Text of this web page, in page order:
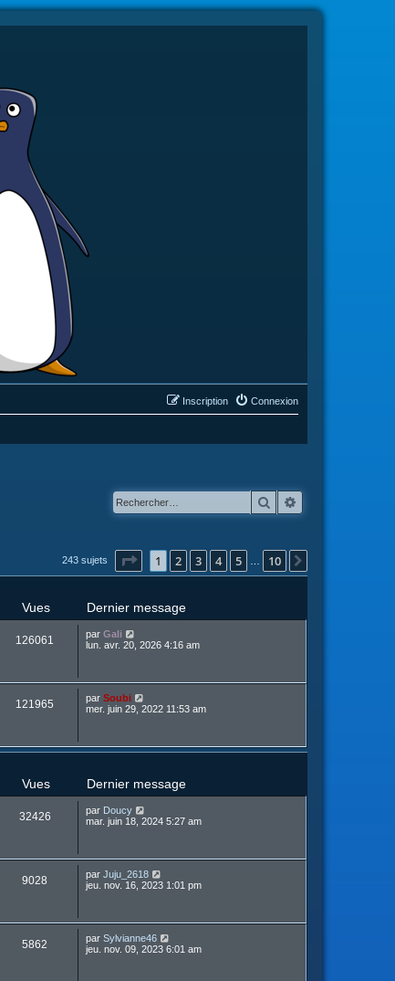
Connexion
Inscription
Rechercher
243 sujets Page sur10
1 2 3 4 5 10
Vues Dernier message
126061 par Gali
lun. avr. 20, 2026 4:16 am
121965 par Soubi
mer. juin 29, 2022 11:53 am
Vues Dernier message
32426 par Doucy
mar. juin 18, 2024 5:27 am
9028 par Juju_2618
jeu. nov. 16, 2023 1:01 pm
5862 par Sylvianne46
jeu. nov. 09, 2023 6:01 am